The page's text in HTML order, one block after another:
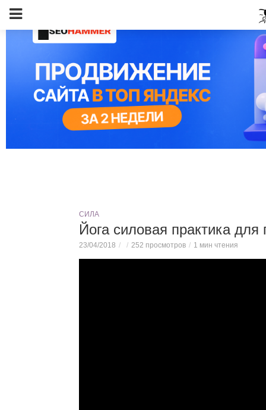
СИЛА
Йога силовая практика
23/04/2018 252 просмотров 1 мин чтения